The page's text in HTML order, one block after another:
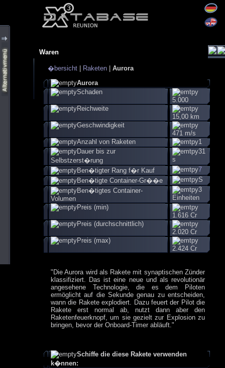
Waren
�bersicht Raketen
Aurora
Aurora
Schaden
5.000
Reichweite
15,00 km
Geschwindigkeit
471 m/s
Anzahl von Raketen
1
Dauer bis zur
Selbstzerst�rung
31
s
Ben�tigter Rang f�r Kauf
7
Ben�tigte Container-Gr��e
S
Ben�tigtes Container-
Volumen
3
Einheiten
Preis (min)
1.616 Cr
Preis (durchschnittlich)
2.020 Cr
Preis (max)
2.424 Cr
"Die Aurora wird als Rakete mit synaptischen Zünder
klassifiziert. Das ist eine neue und als revolutionär
angesehene Technologie, die es dem Piloten
ermöglicht auf die Sekunde genau zu entscheiden,
wann die Rakete explodiert. Dazu feuert der Pilot die
Rakete erst normal ab, nutzt dann aber den
Raketenfeuerknopf, um sie gezielt zur Explosion zu
bringen, bevor der Onboard-Timer abläuft."
Schiffe die diese Rakete verwenden
k�nnen: